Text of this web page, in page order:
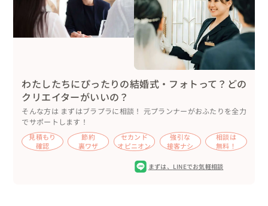
そうに過ごされていました😆
撮影スタート🎥
BGMには『ファジアーノ岡山FC』のテーマ曲を大音量で
流して、テンションを上げていきます♬
まずは競技ダンス姿で、実際のムービーを確認しながら選
手と同じポーズを再現⚽️
続いて、ユニフォーム姿で。
会場を真っ暗にして、おふたりが２歩進むと同時に、後方
から赤いライトがゆっくり点灯💡
完成度の高さに、撮影する私も思わずテンションが上がり
わたしたちにぴったりの結婚式・フォトって？どの
クリエイターがいいの？
そんな方は まずはブラプラに相談！ 元プランナーがおふたりを全力
でサポートします！
見積もり
確認
節約
裏ワザ
セカンド
オピニオン
強引な
接客ナシ
相談は
無料！
まずは、 LINEでお気軽相談